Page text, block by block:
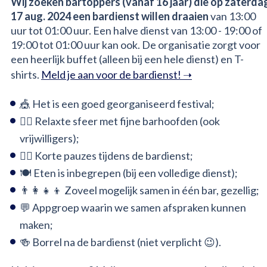
17 aug. 2024 een bardienst willen draaienvan 13:00
uur tot 01:00 uur. Een halve dienst van 13:00 - 19:00 of
19:00 tot 01:00 uur kan ook. De organisatie zorgt voor
een heerlijk buffet (alleen bij een hele dienst) en T-
shirts. Meld je aan voor de bardienst! ➝
🎪 Het is een goed georganiseerd festival;
🧘‍♀️ Relaxte sfeer met fijne barhoofden (ook
vrijwilligers);
😮‍💨 Korte pauzes tijdens de bardienst;
🍽️ Eten is inbegrepen (bij een volledige dienst);
👨‍👩‍👧‍👦 Zoveel mogelijk samen in één bar, gezellig;
💬 Appgroep waarin we samen afspraken kunnen
maken;
🍻 Borrel na de bardienst (niet verplicht 😉).